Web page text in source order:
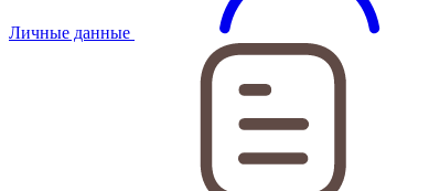
Личные данные